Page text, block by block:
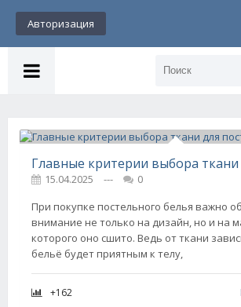
Авторизация
15.04.2025 ---
0
При покупке постельного белья важно
внимание не только на дизайн, но и на
которого оно сшито. Ведь от ткани
бельё будет приятным к телу,
+162